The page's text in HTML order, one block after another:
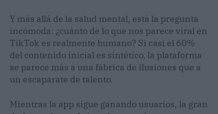
Y más allá de la salud mental, está la pregunta
incómoda: ¿cuánto de lo que nos parece viral en
TikTok es realmente humano? Si casi el 60%
del contenido inicial es sintético, la plataforma
se parece más a una fábrica de ilusiones que a
un escaparate de talento.
Mientras la app sigue ganando usuarios, la gran